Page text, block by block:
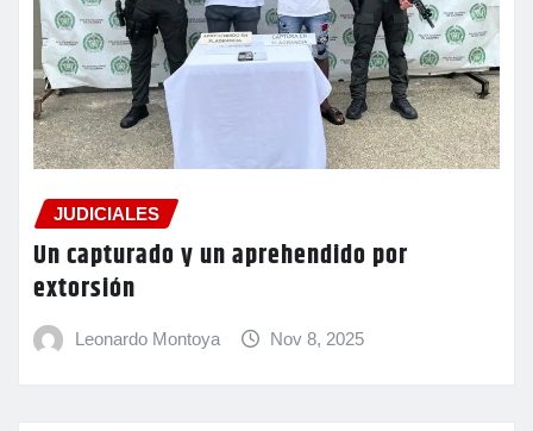
JUDICIALES
Un capturado y un aprehendido por
extorsión
Leonardo Montoya Nov 8, 2025